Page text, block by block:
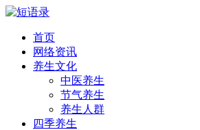
首页
网络资讯
养生文化
中医养生
节气养生
养生人群
四季养生